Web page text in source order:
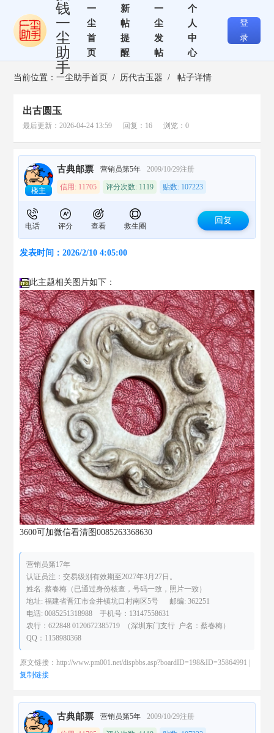
钱
一
尘
助
手
一
尘
首
页
新
帖
提
醒
一
尘
发
帖
个
人
中
心
登
录
当前位置：一尘助手首页 / 历代古玉器 / 帖子详情
出古圆玉
最后更新：2026-04-24 13:59 回复：16 浏览：0
楼主
古典邮票 营销员第5年 2009/10/29注册
信用: 11705 评分次数: 1119 贴数: 107223
电话 评分 查看 救生圈
回复
发表时间：2026/2/10 4:05:00
此主题相关图片如下：
3600可加微信看清图0085263368630
营销员第17年
认证员注：交易级别有效期至2027年3月27日。
姓名: 蔡春梅（已通过身份核查，号码一致，照片一致）
地址: 福建省晋江市金井镇坑口村南区5号 邮编: 362251
电话: 0085251318988 手机号：13147558631
农行：622848 0120672385719 （深圳东门支行 户名：蔡春梅）
QQ：1158980368
原文链接：http://www.pm001.net/dispbbs.asp?boardID=198&ID=35864991 |
复制链接
古典邮票 营销员第5年 2009/10/29注册